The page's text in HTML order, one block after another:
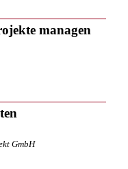
managen
GmbH